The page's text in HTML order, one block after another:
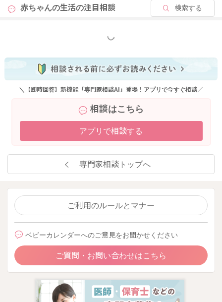
赤ちゃんの生活の注目相談 検索する
もっと見る
＼【即時回答】新機能「専門家相談AI」登場！アプリで今すぐ相談／
相談はこちら
アプリで相談する
専門家相談トップへ
ご利用のルールとマナー
ベビーカレンダーへのご意見をお聞かせください
ご質問・お問い合わせはこちら